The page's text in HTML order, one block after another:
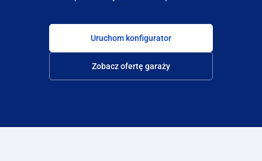
Uruchom konfigurator
Zobacz ofertę garaży